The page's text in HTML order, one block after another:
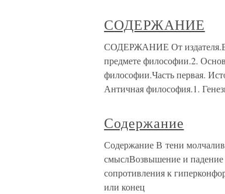
СОДЕРЖАНИЕ
СОДЕРЖАНИЕ От
предмете философии.2.
философии.Часть первая.
Античная философия.1.
Содержание
Содержание В тени
смыслВозвышение и
сопротивления к
или конец